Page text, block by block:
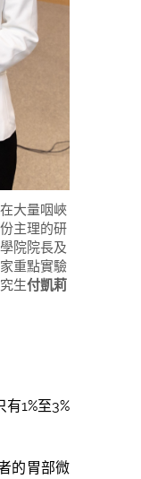
大量咽峽
主理的研
院院長及
重點實驗
生付凱莉
1%至3%
的胃部微